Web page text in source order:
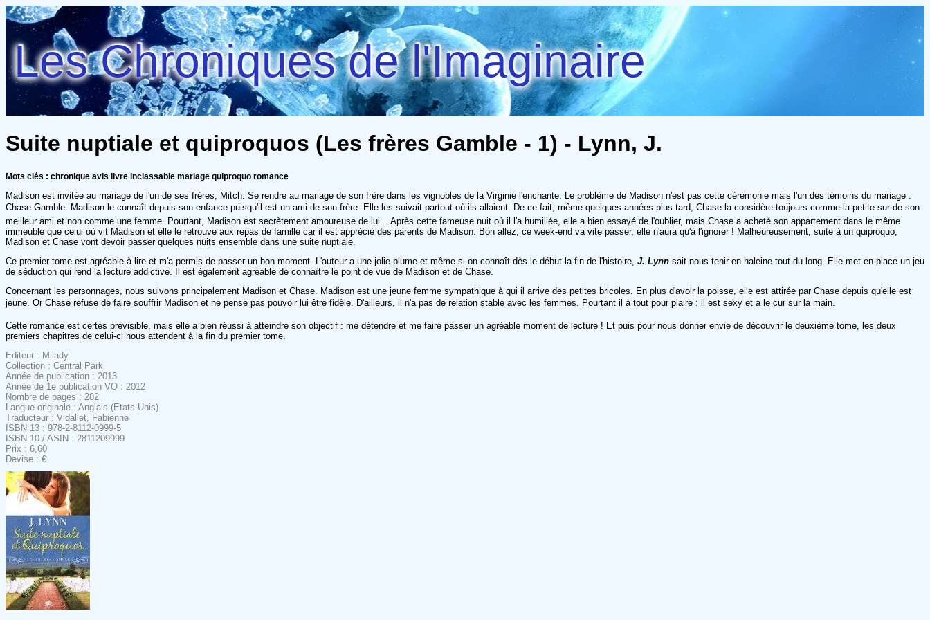
Les Chroniques de l'Imaginaire
Suite nuptiale et quiproquos (Les frères Gamble - 1) - Lynn, J.
Mots clés : chronique avis livre inclassable mariage quiproquo romance
Madison est invitée au mariage de l'un de ses frères, Mitch. Se rendre au mariage de son frère dans les vignobles de la Virginie l'enchante. Le problème de Madison n'est pas cette cérémonie mais l'un des témoins du mariage :
Chase Gamble. Madison le connaît depuis son enfance puisqu'il est un ami de son frère. Elle les suivait partout où ils allaient. De ce fait, même quelques années plus tard, Chase la considère toujours comme la petite sur de son
meilleur ami et non comme une femme. Pourtant, Madison est secrètement amoureuse de lui... Après cette fameuse nuit où il l'a humiliée, elle a bien essayé de l'oublier, mais Chase a acheté son appartement dans le même
immeuble que celui où vit Madison et elle le retrouve aux repas de famille car il est apprécié des parents de Madison. Bon allez, ce week-end va vite passer, elle n'aura qu'à l'ignorer ! Malheureusement, suite à un quiproquo,
Madison et Chase vont devoir passer quelques nuits ensemble dans une suite nuptiale.
Ce premier tome est agréable à lire et m'a permis de passer un bon moment. L'auteur a une jolie plume et même si on connaît dès le début la fin de l'histoire, J. Lynn sait nous tenir en haleine tout du long. Elle met en place un jeu
de séduction qui rend la lecture addictive. Il est également agréable de connaître le point de vue de Madison et de Chase.
Concernant les personnages, nous suivons principalement Madison et Chase. Madison est une jeune femme sympathique à qui il arrive des petites bricoles. En plus d'avoir la poisse, elle est attirée par Chase depuis qu'elle est
jeune. Or Chase refuse de faire souffrir Madison et ne pense pas pouvoir lui être fidèle. D'ailleurs, il n'a pas de relation stable avec les femmes. Pourtant il a tout pour plaire : il est sexy et a le cur sur la main.
Cette romance est certes prévisible, mais elle a bien réussi à atteindre son objectif : me détendre et me faire passer un agréable moment de lecture ! Et puis pour nous donner envie de découvrir le deuxième tome, les deux
premiers chapitres de celui-ci nous attendent à la fin du premier tome.
Editeur : Milady
Collection : Central Park
Année de publication : 2013
Année de 1e publication VO : 2012
Nombre de pages : 282
Langue originale : Anglais (Etats-Unis)
Traducteur : Vidallet, Fabienne
ISBN 13 : 978-2-8112-0999-5
ISBN 10 / ASIN : 2811209999
Prix : 6,60
Devise : €